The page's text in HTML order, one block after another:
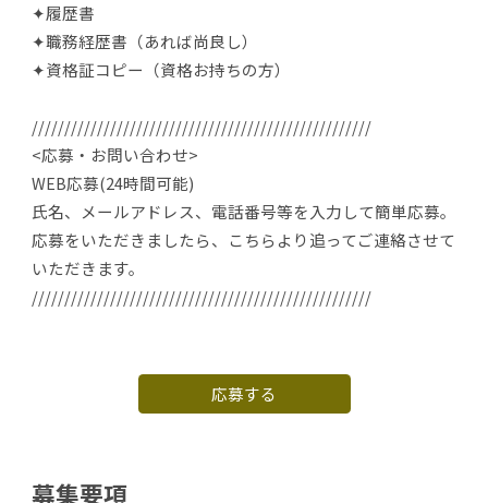
✦履歴書
✦職務経歴書（あれば尚良し）
✦資格証コピー（資格お持ちの方）
////////////////////////////////////////////////////
<応募・お問い合わせ>
WEB応募(24時間可能)
氏名、メールアドレス、電話番号等を入力して簡単応募。
応募をいただきましたら、こちらより追ってご連絡させて
いただきます。
////////////////////////////////////////////////////
応募する
募集要項